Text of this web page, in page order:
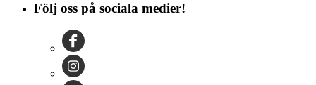
Följ oss på sociala medier!